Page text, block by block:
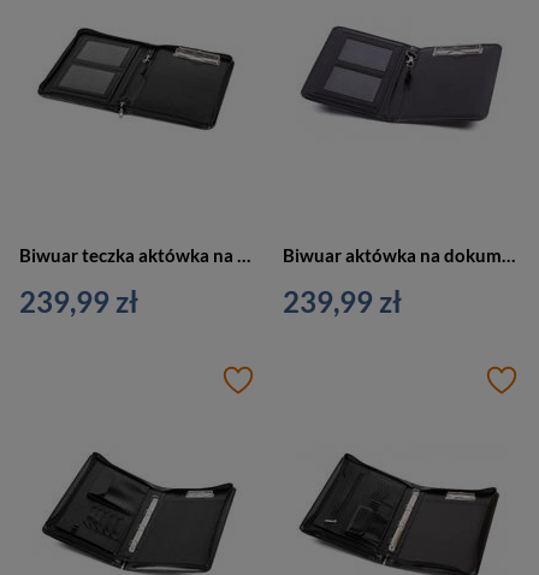
Biwuar teczka aktówka na dokumenty czarna Vip Collection AK-21B
239,99 zł
Biwuar aktówka na dokumenty teczka czarna Vip Collection AK-21A
239,99 zł